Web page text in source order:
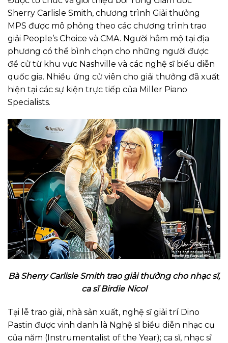
Sherry Carlisle Smith, chương trình Giải thưởng
MPS được mô phỏng theo các chương trình trao
giải People’s Choice và CMA. Người hâm mộ tại địa
phương có thể bình chọn cho những người được
đề cử từ khu vực Nashville và các nghệ sĩ biểu diễn
quốc gia. Nhiều ứng cử viên cho giải thưởng đã xuất
hiện tại các sự kiện trực tiếp của Miller Piano
Specialists.
Bà Sherry Carlisle Smith trao giải thưởng cho nhạc sĩ,
ca sĩ Birdie Nicol
Tại lễ trao giải, nhà sản xuất, nghệ sĩ giải trí Dino
Pastin được vinh danh là Nghệ sĩ biểu diễn nhạc cụ
của năm (Instrumentalist of the Year); ca sĩ, nhạc sĩ